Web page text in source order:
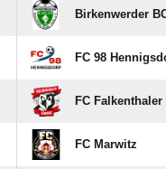
Birkenwerder
FC 98
FC Falkenthaler
FC Marwitz